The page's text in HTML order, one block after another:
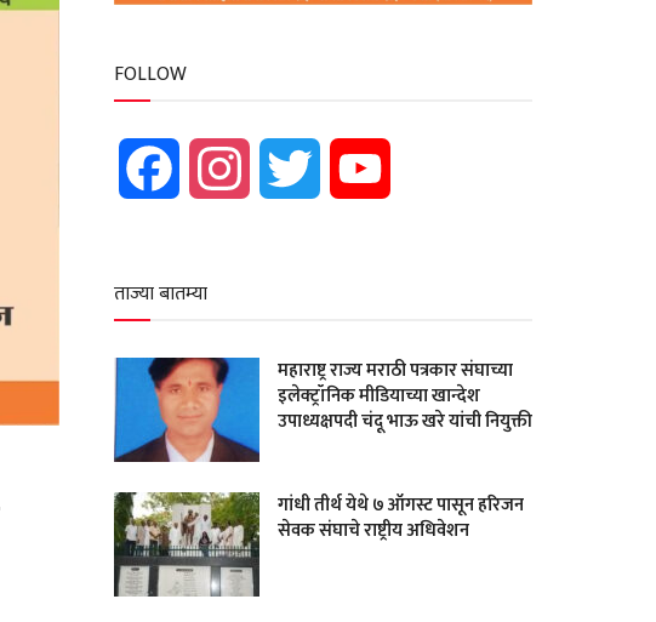
FOLLOW
Facebook Instagram Twitter
ताज्या बातम्या
महाराष्ट्र राज्य मराठी पत्रकार संघाच्या
इलेक्ट्रॉनिक मीडियाच्या खान्देश
उपाध्यक्षपदी चंदू भाऊ खरे यांची नियुक्ती
गांधी तीर्थ येथे ७ ऑगस्ट पासून हरिजन
सेवक संघाचे राष्ट्रीय अधिवेशन